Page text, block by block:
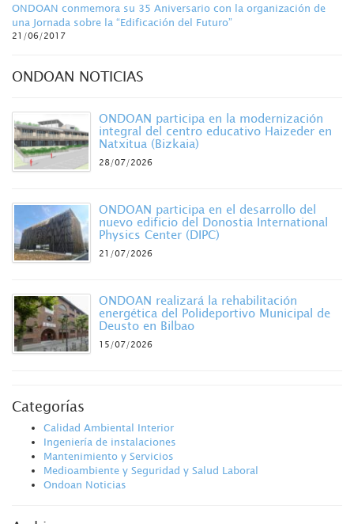
ONDOAN conmemora su 35 Aniversario con la organización de
una Jornada sobre la “Edificación del Futuro”
21/06/2017
ONDOAN NOTICIAS
ONDOAN participa en la modernización
integral del centro educativo Haizeder en
Natxitua (Bizkaia)
28/07/2026
ONDOAN participa en el desarrollo del
nuevo edificio del Donostia International
Physics Center (DIPC)
21/07/2026
ONDOAN realizará la rehabilitación
energética del Polideportivo Municipal de
Deusto en Bilbao
15/07/2026
Categorías
Calidad Ambiental Interior
Ingeniería de instalaciones
Mantenimiento y Servicios
Medioambiente y Seguridad y Salud Laboral
Ondoan Noticias